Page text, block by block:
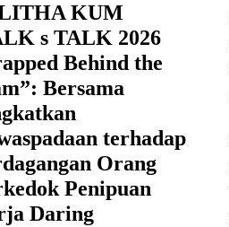
KUM
s TALK 2026
Behind the
Bersama
terhadap
Orang
Penipuan
Daring